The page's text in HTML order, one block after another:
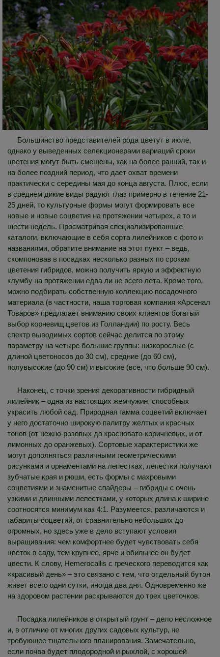
Большинство представителей рода цветут в июле,
однако у выведенных селекционерами вариаций сроки
цветения могут быть смещены, как на более ранний, так и
на более поздний период, что дает охват времени
практически с середины мая до конца августа. Плюс, если
в среднем дикие виды радуют глаз примерно в течение 21-
25 дней, то культурные формы могут формировать все
новые и новые соцветия на протяжении четырех, а то и
шести недель. Просматривая специализированные
каталоги, включающие в себя сорта лилейников с фото и
названиями, обратите внимание на этот пункт – ведь,
скомпоновав в посадках несколько разных по срокам
цветения гибридов, можно получить яркую и эффектную
клумбу на протяжении едва ли не всего лета. Кроме того,
можно подбирать собственную коллекцию посадочного
материала (в частности, наша торговая компания «Арсенал
Товаров» предлагает вниманию своих клиентов богатый
выбор корневищ цветов из Голландии) по росту. Весь
спектр выводимых сортов сейчас делится по этому
параметру на четыре большие группы: низкорослые (с
длиной цветоносов до 30 см), средние (до 60 см),
полувысокие (до 90 см) и высокие (все, что больше 90 см).
Наконец, с точки зрения декоративности гибридный
лилейник – одна из настоящих жемчужин, способных
украсить любой сад. Природная гамма соцветий включает
у него достаточно широкую палитру желтых и красных
тонов (от нежно-розовых до красновато-коричневых, и от
лимонных до оранжевых). Сортовые характеристики же
могут дополняться различными геометрическими
рисунками и орнаментами на лепестках, лепестки получают
зубчатые края и рюши, есть формы с махровыми
соцветиями и знаменитые спайдеры – гибриды с очень
узкими и длинными лепестками, у которых длина к ширине
соотносятся минимум как 4:1. Разумеется, различаются и
габариты соцветий, от сравнительно небольших до
огромных, но здесь уже в дело вступают условия
выращивания: чем комфортнее будет чувствовать себя
цветок в саду, тем крупнее, ярче и обильнее он будет
цвести. К слову, Hemerocallis с греческого переводится как
«красивый день» – это связано с тем, что отдельный бутон
живет всего одни сутки, иногда два дня. Одновременно же
на здоровом растении раскрываются до трех цветочков.
Посадка лилейников в открытый грунт – дело несложное
и, в отличие от многих других садовых культур, не
требующее тщательного планирования. Замечательно,
если почва будет плодородной и рыхлой, с хорошей